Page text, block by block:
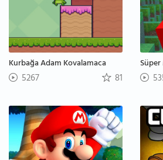
Kurbağa Adam Kovalamaca
5267 81